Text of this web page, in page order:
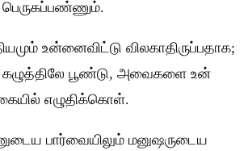
உன்னைவிட்டு விலகாதிருப்பதாக;
பூண்டு, அவைகளை உன்
எழுதிக்கொள்.
பார்வையிலும் மனுஷருடைய